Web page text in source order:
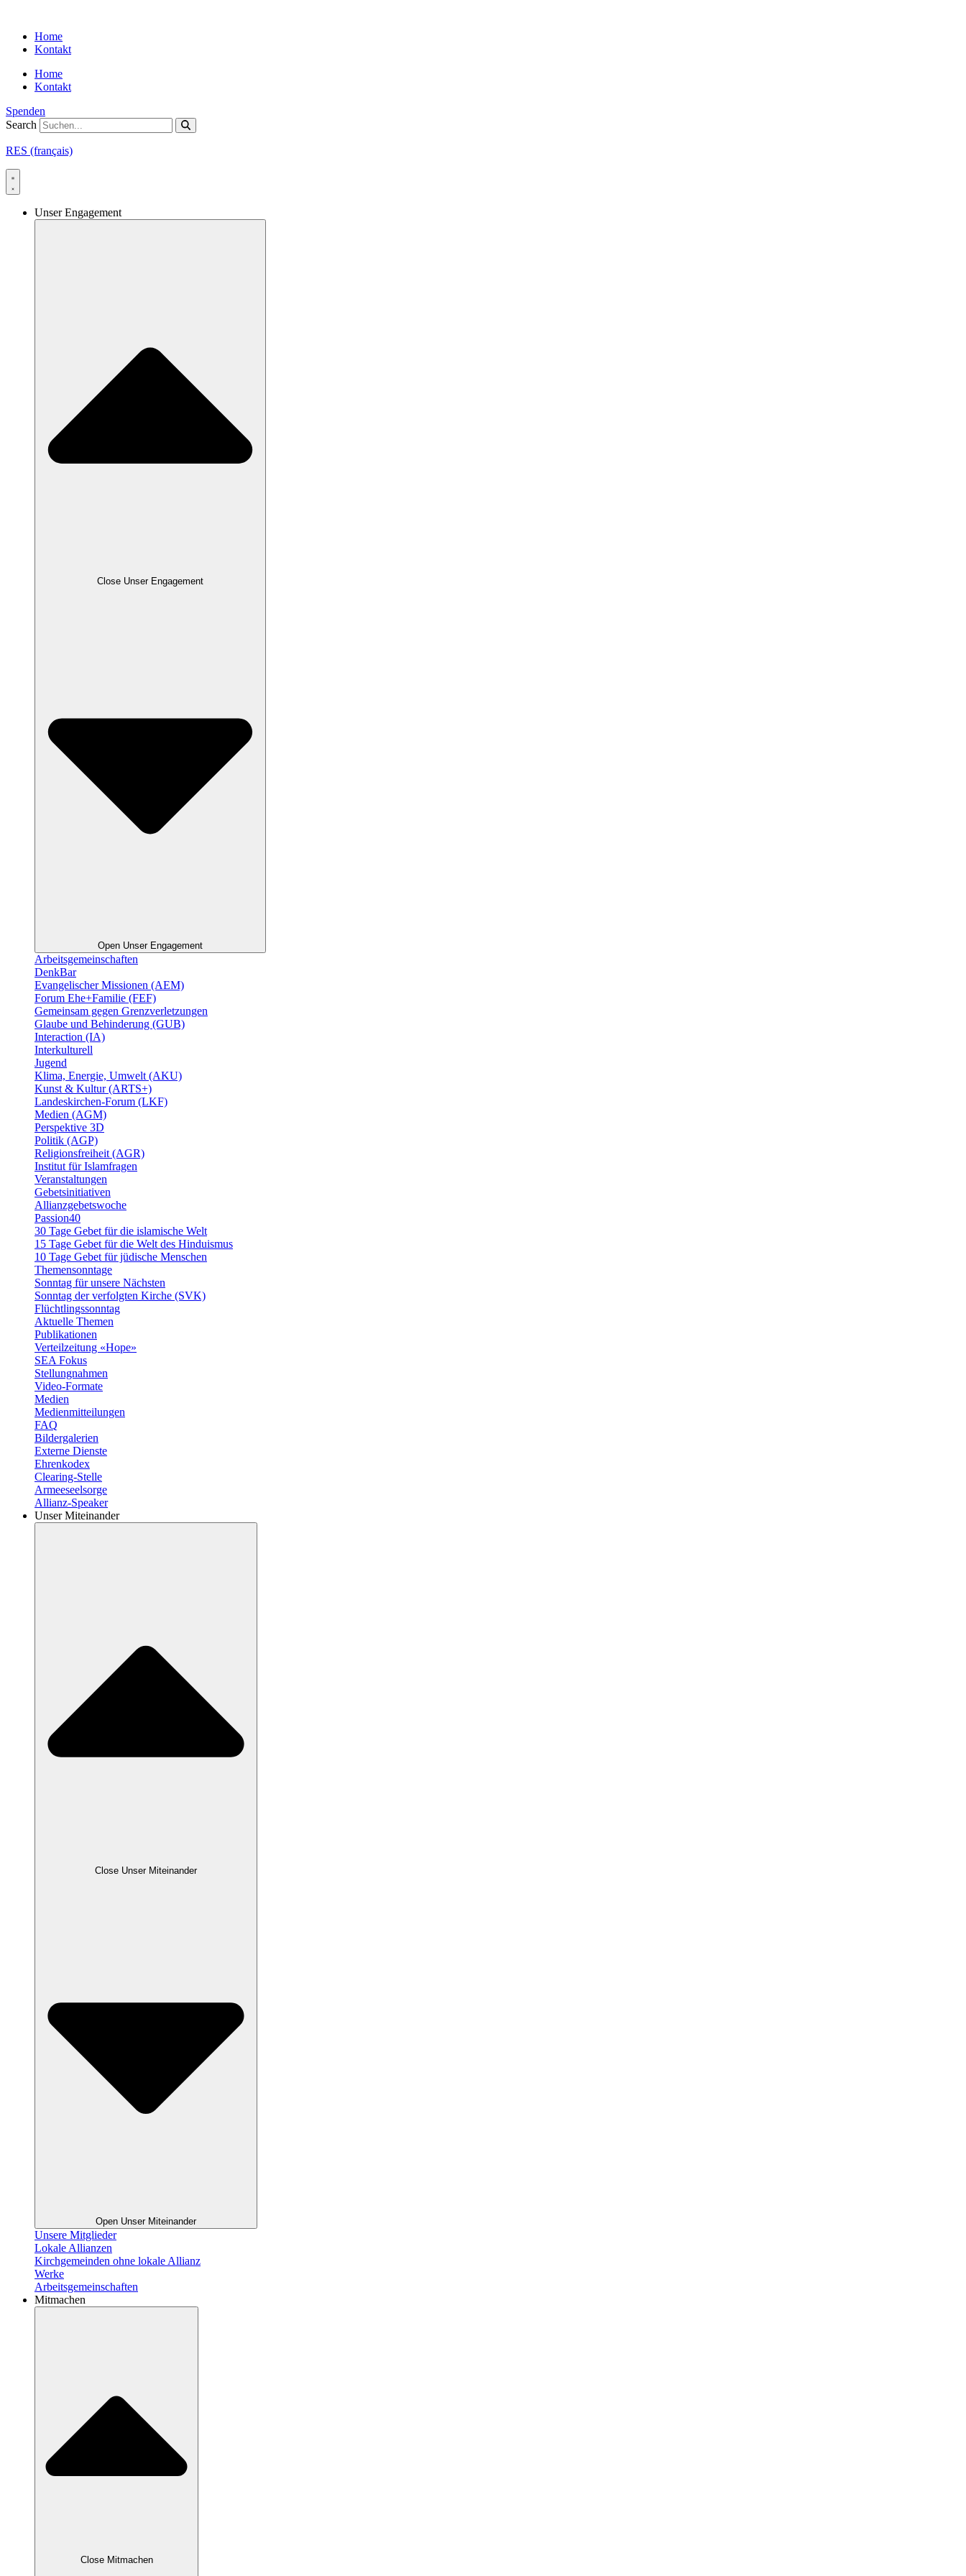
contentHome
Kontakt
Home
Kontakt
Spenden
Search
RES (français)
Unser Engagement
Close Unser Engagement
Open Unser Engagement
Arbeitsgemeinschaften
DenkBar
Evangelischer Missionen (AEM)
Forum Ehe+Familie (FEF)
Gemeinsam gegen Grenzverletzungen
Glaube und Behinderung (GUB)
Interaction (IA)
Interkulturell
Jugend
Klima, Energie, Umwelt (AKU)
Kunst & Kultur (ARTS+)
Landeskirchen-Forum (LKF)
Medien (AGM)
Perspektive 3D
Politik (AGP)
Religionsfreiheit (AGR)
Institut für Islamfragen
Veranstaltungen
Gebetsinitiativen
Allianzgebetswoche
Passion40
30 Tage Gebet für die islamische Welt
15 Tage Gebet für die Welt des Hinduismus
10 Tage Gebet für jüdische Menschen
Themensonntage
Sonntag für unsere Nächsten
Sonntag der verfolgten Kirche (SVK)
Flüchtlingssonntag
Aktuelle Themen
Publikationen
Verteilzeitung «Hope»
SEA Fokus
Stellungnahmen
Video-Formate
Medien
Medienmitteilungen
FAQ
Bildergalerien
Externe Dienste
Ehrenkodex
Clearing-Stelle
Armeeseelsorge
Allianz-Speaker
Unser Miteinander
Close Unser Miteinander
Open Unser Miteinander
Unsere Mitglieder
Lokale Allianzen
Kirchgemeinden ohne lokale Allianz
Werke
Arbeitsgemeinschaften
Mitmachen
Close Mitmachen